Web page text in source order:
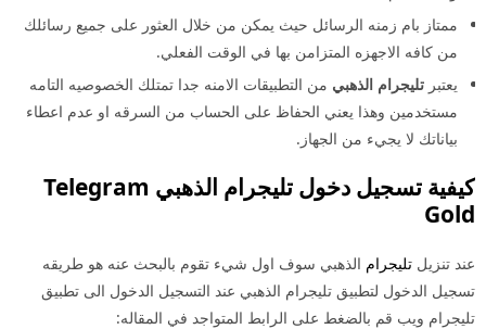
ممتاز بام زمنه الرسائل حيث يمكن من خلال العثور على جميع رسائلك
من كافه الاجهزه المتزامن بها في الوقت الفعلي.
يعتبر تليجرام الذهبي من التطبيقات الامنه جدا تمتلك الخصوصيه التامه
مستخدمين وهذا يعني الحفاظ على الحساب من السرقه او عدم اعطاء
بياناتك لا يجيء من الجهاز.
كيفية تسجيل دخول تليجرام الذهبي Telegram
Gold
عند تنزيل تليجرام الذهبي سوف اول شيء تقوم بالبحث عنه هو طريقه
تسجيل الدخول لتطبيق تليجرام الذهبي عند التسجيل الدخول الى تطبيق
تليجرام ويب قم بالضغط على الرابط المتواجد في المقاله: